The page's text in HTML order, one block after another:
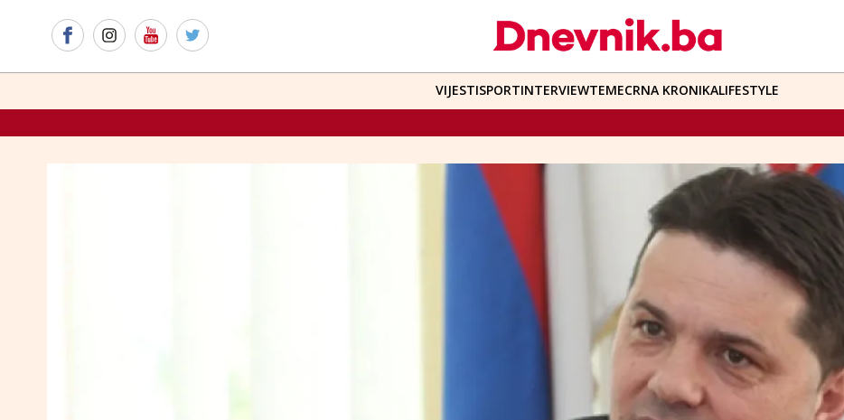
VIJESTISPORTINTERVIEWTEMECRNA KRONIKALIFESTYLE